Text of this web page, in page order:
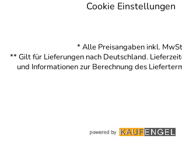
Cookie Einstellungen
* Alle Preisangaben inkl.
** Gilt für Lieferungen nach Deutschland.
und Informationen zur Berechnung des